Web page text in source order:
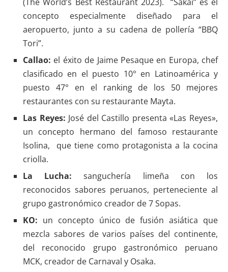
(The World’s Best Restaurant 2023). “Sakai” es el
concepto especialmente diseñado para el
aeropuerto, junto a su cadena de pollería “BBQ
Tori”.
Callao: el éxito de Jaime Pesaque en Europa, chef
clasificado en el puesto 10° en Latinoamérica y
puesto 47° en el ranking de los 50 mejores
restaurantes con su restaurante Mayta.
Las Reyes: José del Castillo presenta «Las Reyes»,
un concepto hermano del famoso restaurante
Isolina, que tiene como protagonista a la cocina
criolla.
La Lucha: sanguchería limeña con los
reconocidos sabores peruanos, perteneciente al
grupo gastronómico creador de 7 Sopas.
KO: un concepto único de fusión asiática que
mezcla sabores de varios países del continente,
del reconocido grupo gastronómico peruano
MCK, creador de Carnaval y Osaka.